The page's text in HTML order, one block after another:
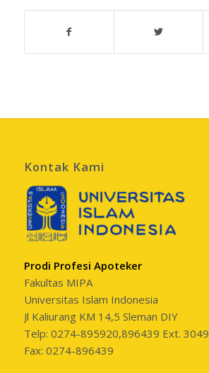
Kontak Kami
Prodi Profesi Apoteker
Fakultas MIPA
Universitas Islam Indonesia
Jl Kaliurang KM 14,5 Sleman DIY
Telp: 0274-895920,896439 Ext. 3049
Fax: 0274-896439